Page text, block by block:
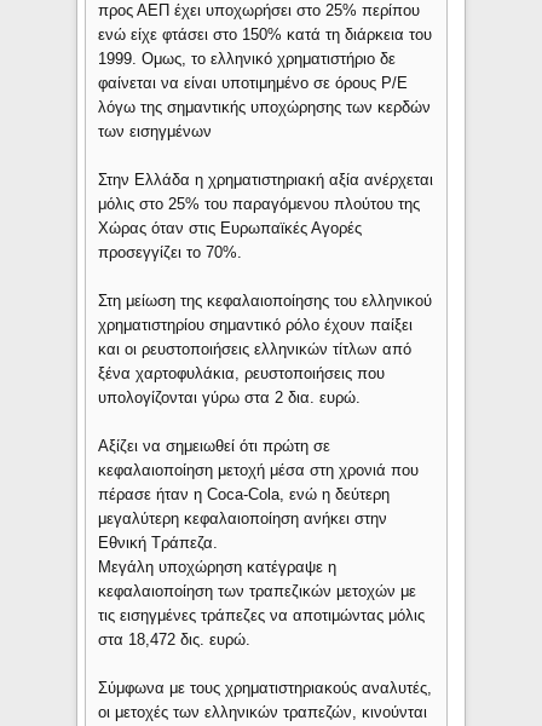
προς ΑΕΠ έχει υποχωρήσει στο 25% περίπου
ενώ είχε φτάσει στο 150% κατά τη διάρκεια του
1999. Ομως, το ελληνικό χρηματιστήριο δε
φαίνεται να είναι υποτιμημένο σε όρους P/E
λόγω της σημαντικής υποχώρησης των κερδών
των εισηγμένων
Στην Ελλάδα η χρηματιστηριακή αξία ανέρχεται
μόλις στο 25% του παραγόμενου πλούτου της
Χώρας όταν στις Ευρωπαϊκές Αγορές
προσεγγίζει το 70%.
Στη μείωση της κεφαλαιοποίησης του ελληνικού
χρηματιστηρίου σημαντικό ρόλο έχουν παίξει
και οι ρευστοποιήσεις ελληνικών τίτλων από
ξένα χαρτοφυλάκια, ρευστοποιήσεις που
υπολογίζονται γύρω στα 2 δια. ευρώ.
Αξίζει να σημειωθεί ότι πρώτη σε
κεφαλαιοποίηση μετοχή μέσα στη χρονιά που
πέρασε ήταν η Coca-Cola, ενώ η δεύτερη
μεγαλύτερη κεφαλαιοποίηση ανήκει στην
Εθνική Τράπεζα.
Μεγάλη υποχώρηση κατέγραψε η
κεφαλαιοποίηση των τραπεζικών μετοχών με
τις εισηγμένες τράπεζες να αποτιμώντας μόλις
στα 18,472 δις. ευρώ.
Σύμφωνα με τους χρηματιστηριακούς αναλυτές,
οι μετοχές των ελληνικών τραπεζών, κινούνται